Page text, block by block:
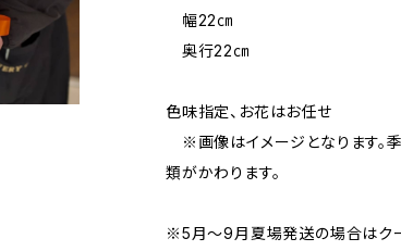
幅22㎝
奥行22㎝
色味指定、お花はお任せ
※画像はイメージとなります。
類がかわります。
※5月～9月夏場発送の場合はク